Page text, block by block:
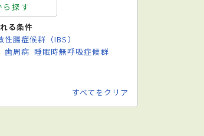
探す
る条件
性腸症候群（IBS）
歯周病 睡眠時無呼吸症候群
すべてをクリア